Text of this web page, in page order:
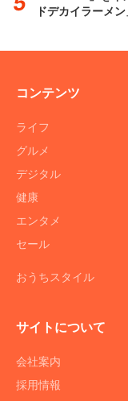
ドデカイラーメ
コンテンツ
ライフ
グルメ
デジタル
健康
エンタメ
セール
おうちスタイル
サイトについて
会社案内
採用情報